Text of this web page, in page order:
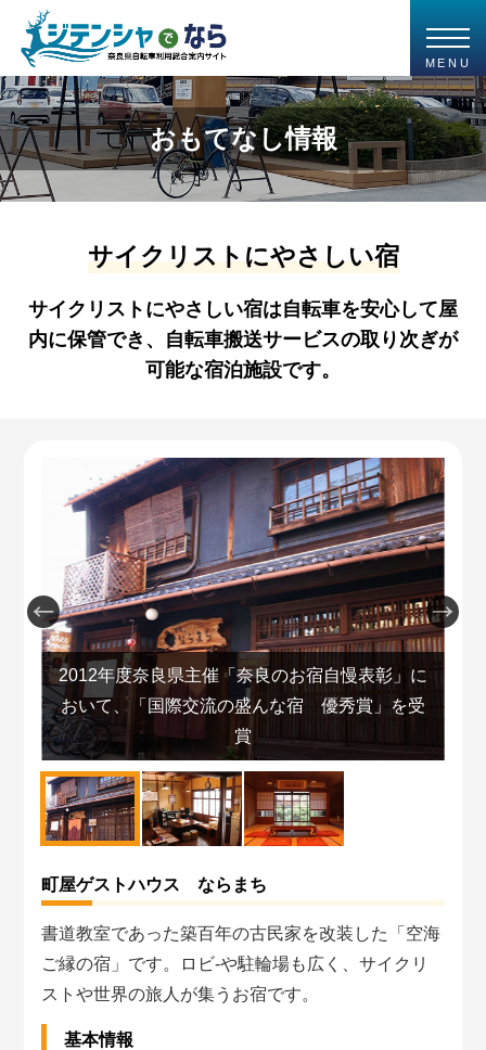
MENU
おもてなし情報
サイクリストにやさしい宿
サイクリストにやさしい宿は自転車を安心して屋
内に保管でき、自転車搬送サービスの取り次ぎが
可能な宿泊施設です。
2012年度奈良県主催「奈良のお宿自慢表彰」に
おいて、「国際交流の盛んな宿 優秀賞」を受
賞
町屋ゲストハウス ならまち
書道教室であった築百年の古民家を改装した「空海
ご縁の宿」です。ロビ-や駐輪場も広く、サイクリ
ストや世界の旅人が集うお宿です。
基本情報